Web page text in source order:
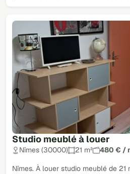
Studio meublé à louer
Nîmes (30000) 21 m² 480 € /
Nîmes. À louer studio meublé de 21